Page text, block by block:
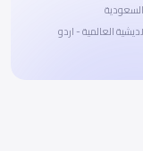
العالمية - اردو